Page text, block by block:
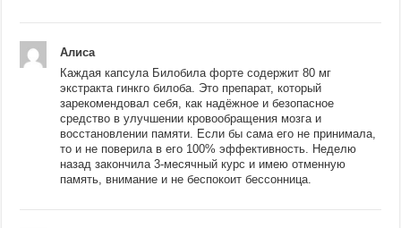
Алиса
Каждая капсула Билобила форте содержит 80 мг
экстракта гинкго билоба. Это препарат, который
зарекомендовал себя, как надёжное и безопасное
средство в улучшении кровообращения мозга и
восстановлении памяти. Если бы сама его не принимала,
то и не поверила в его 100% эффективность. Неделю
назад закончила 3-месячный курс и имею отменную
память, внимание и не беспокоит бессонница.